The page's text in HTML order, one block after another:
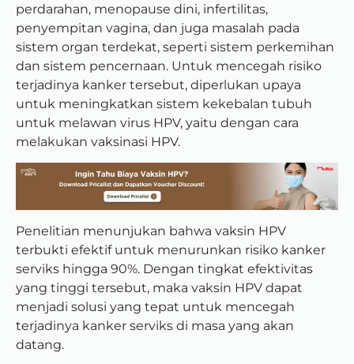
perdarahan, menopause dini, infertilitas,
penyempitan vagina, dan juga masalah pada
sistem organ terdekat, seperti sistem perkemihan
dan sistem pencernaan. Untuk mencegah risiko
terjadinya kanker tersebut, diperlukan upaya
untuk meningkatkan sistem kekebalan tubuh
untuk melawan virus HPV, yaitu dengan cara
melakukan vaksinasi HPV.
Penelitian menunjukan bahwa vaksin HPV
terbukti efektif untuk menurunkan risiko kanker
serviks hingga 90%. Dengan tingkat efektivitas
yang tinggi tersebut, maka vaksin HPV dapat
menjadi solusi yang tepat untuk mencegah
terjadinya kanker serviks di masa yang akan
datang.